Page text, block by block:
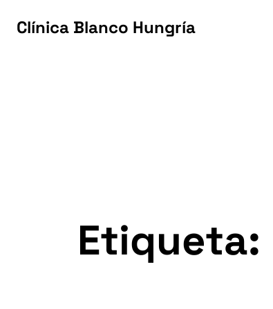
Clínica Blanco Hungría
Clínica Blanco Hungría
Etiqueta: